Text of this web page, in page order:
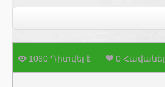
1060 Դիտվել է 0 Հավանել